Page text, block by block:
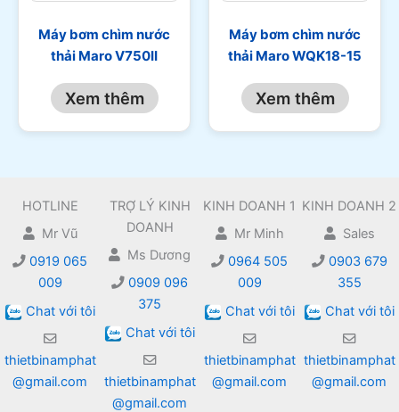
Máy bơm chìm nước
thải Maro V750II
Xem thêm
Máy bơm chìm nước
thải Maro WQK18-15
Xem thêm
HOTLINE
Mr Vũ
0919 065
009
Chat với tôi
thietbinamphat
@gmail.com
TRỢ LÝ KINH
DOANH
Ms Dương
0909 096
375
Chat với tôi
thietbinamphat
@gmail.com
KINH DOANH 1
Mr Minh
0964 505
009
Chat với tôi
thietbinamphat
@gmail.com
KINH DOANH 2
Sales
0903 679
355
Chat với tôi
thietbinamphat
@gmail.com